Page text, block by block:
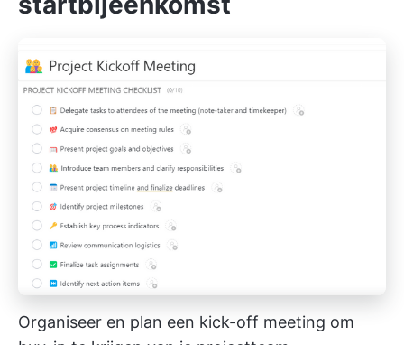
Organiseer en plan een kick-off meeting om